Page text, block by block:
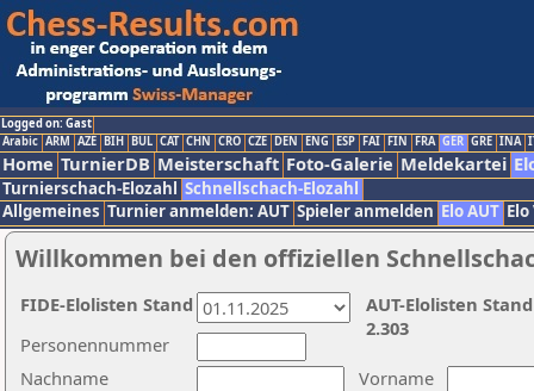
Logged on: Gast
Arabic ARM AZE BIH BUL CAT CHN CRO CZE DEN ENG ESP FAI FIN FRA GER GRE INA
Home TurnierDB Meisterschaft Foto-Galerie Meldekartei
Turnierschach-Elozahl Schnellschach-Elozahl
Allgemeines Turnier anmelden: AUT Spieler anmelden Elo AUT
Willkommen bei den offiziellen
Nachname
Vorname
Personennummer
AUT-Elolisten
2.303
FIDE-Elolisten Stand